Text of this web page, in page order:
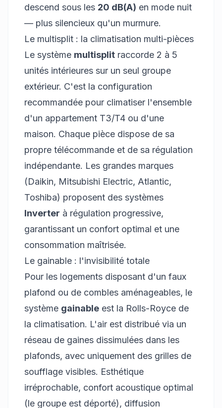
descend sous les 20 dB(A) en mode nuit
— plus silencieux qu'un murmure.
Le multisplit : la climatisation multi-pièces
Le système multisplit raccorde 2 à 5
unités intérieures sur un seul groupe
extérieur. C'est la configuration
recommandée pour climatiser l'ensemble
d'un appartement T3/T4 ou d'une
maison. Chaque pièce dispose de sa
propre télécommande et de sa régulation
indépendante. Les grandes marques
(Daikin, Mitsubishi Electric, Atlantic,
Toshiba) proposent des systèmes
Inverter à régulation progressive,
garantissant un confort optimal et une
consommation maîtrisée.
Le gainable : l'invisibilité totale
Pour les logements disposant d'un faux
plafond ou de combles aménageables, le
système gainable est la Rolls-Royce de
la climatisation. L'air est distribué via un
réseau de gaines dissimulées dans les
plafonds, avec uniquement des grilles de
soufflage visibles. Esthétique
irréprochable, confort acoustique optimal
(le groupe est déporté), diffusion